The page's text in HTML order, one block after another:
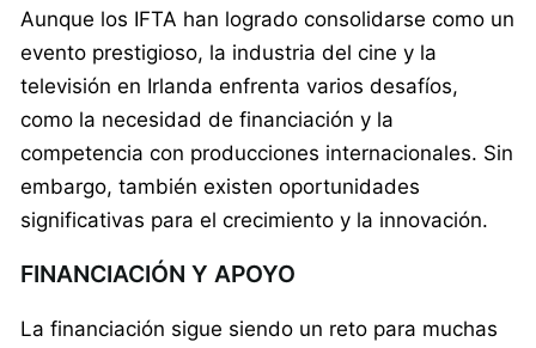
Aunque los IFTA han logrado consolidarse como un
evento prestigioso, la industria del cine y la
televisión en Irlanda enfrenta varios desafíos,
como la necesidad de financiación y la
competencia con producciones internacionales. Sin
embargo, también existen oportunidades
significativas para el crecimiento y la innovación.
FINANCIACIÓN Y APOYO
La financiación sigue siendo un reto para muchas